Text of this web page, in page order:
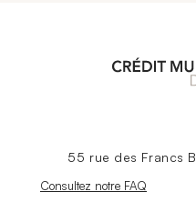
55 rue des Francs
Nouvelle fenêtre
Consultez notre FAQ